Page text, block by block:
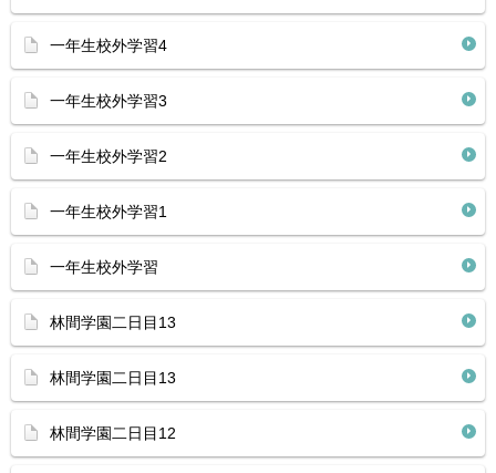
一年生校外学習4
一年生校外学習3
一年生校外学習2
一年生校外学習1
一年生校外学習
林間学園二日目13
林間学園二日目13
林間学園二日目12